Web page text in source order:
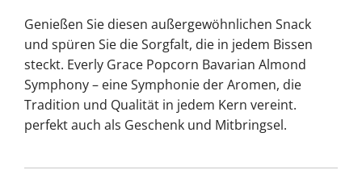
Genießen Sie diesen außergewöhnlichen Snack
und spüren Sie die Sorgfalt, die in jedem Bissen
steckt. Everly Grace Popcorn Bavarian Almond
Symphony – eine Symphonie der Aromen, die
Tradition und Qualität in jedem Kern vereint.
perfekt auch als Geschenk und Mitbringsel.